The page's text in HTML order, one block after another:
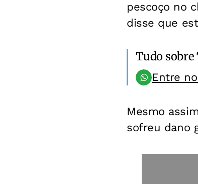
pescoço no
disse que
Tudo sobre
Entre
Mesmo
sofreu dano